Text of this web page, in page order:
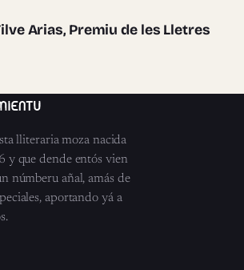
Arias, Premiu de les Lletres
lliteraria moza nacida
y que dende entós vien
númberu añal, amás de
aportando yá a